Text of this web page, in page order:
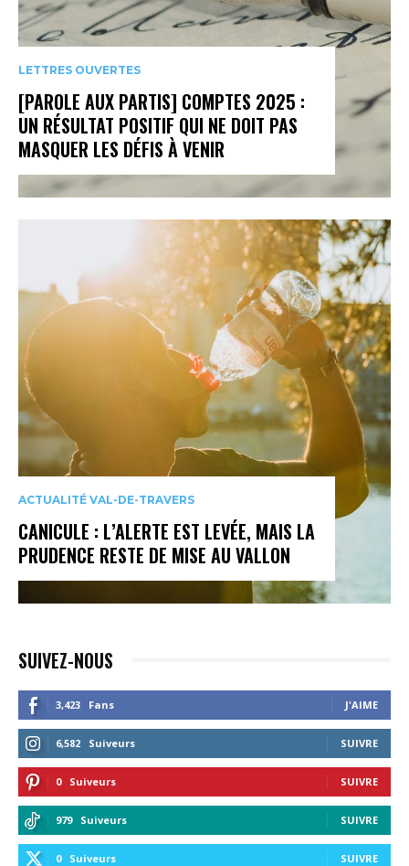
LETTRES OUVERTES
[PAROLE AUX PARTIS] COMPTES 2025 :
UN RÉSULTAT POSITIF QUI NE DOIT PAS
MASQUER LES DÉFIS À VENIR
ACTUALITÉ VAL-DE-TRAVERS
CANICULE : L’ALERTE EST LEVÉE, MAIS LA
PRUDENCE RESTE DE MISE AU VALLON
SUIVEZ-NOUS
3,423 Fans J'AIME
6,582 Suiveurs SUIVRE
0 Suiveurs SUIVRE
979 Suiveurs SUIVRE
0 Suiveurs SUIVRE